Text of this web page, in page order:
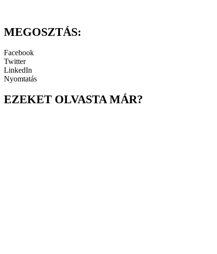
MEGOSZTÁS:
Facebook
Twitter
LinkedIn
Nyomtatás
EZEKET OLVASTA MÁR?